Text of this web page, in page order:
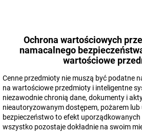
Ochrona wartościowych
namacalnego
wartościowe
Cenne przedmioty nie muszą być podatne
na wartościowe przedmioty i inteligentne
niezawodnie chronią dane, dokumenty i
nieautoryzowanym dostępem, pożarem
bezpieczeństwo to efekt
wszystko pozostaje dokładnie na swoim